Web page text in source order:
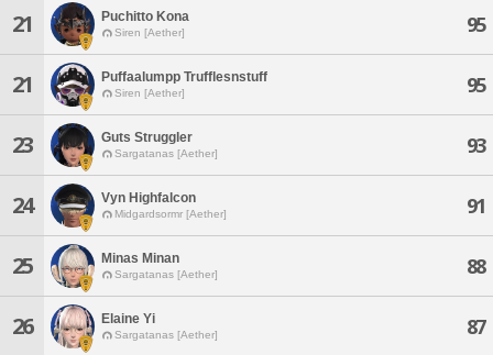
21 Puchitto Kona
Siren [Aether] 95
21 Puffaalumpp Trufflesnstuff
Siren [Aether] 95
23 Guts Struggler
Sargatanas [Aether] 93
24 Vyn Highfalcon
Midgardsormr [Aether] 91
25 Minas Minan
Sargatanas [Aether] 88
26 Elaine Yi
Sargatanas [Aether] 87